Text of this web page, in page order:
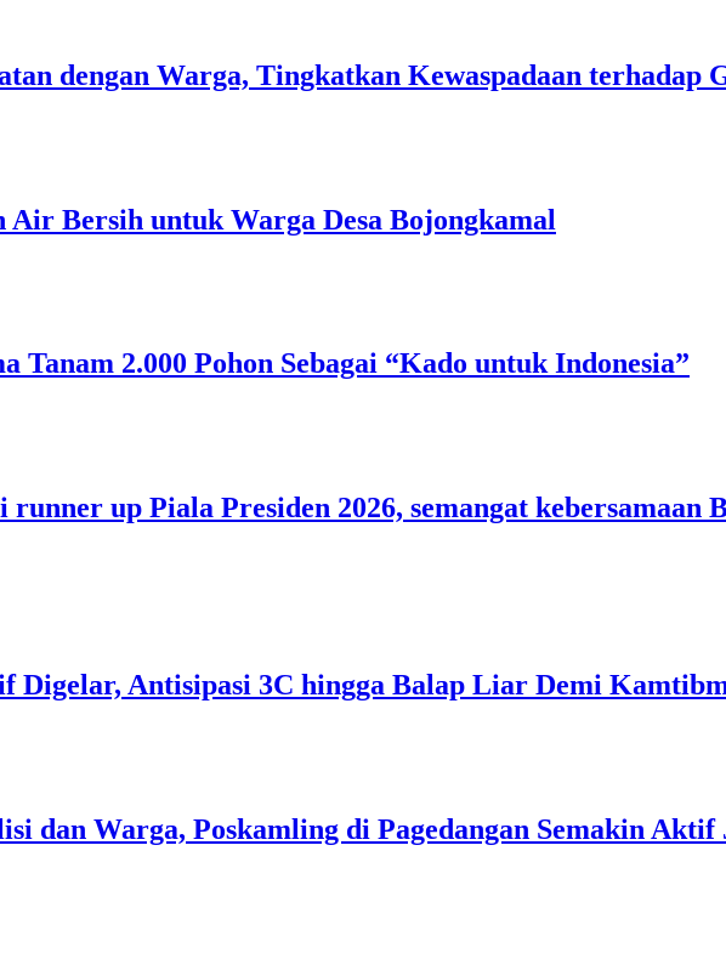
dengan Warga, Tingkatkan Kewaspadaan terhadap
Bersih untuk Warga Desa Bojongkamal
2.000 Pohon Sebagai “Kado untuk Indonesia”
up Piala Presiden 2026, semangat kebersamaan
Digelar, Antisipasi 3C hingga Balap Liar Demi
dan Warga, Poskamling di Pagedangan Semakin Aktif